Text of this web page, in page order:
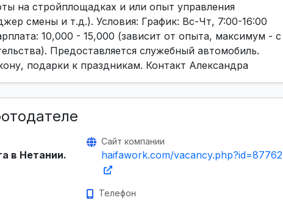
на стройплощадках и или опыт управления
смены и т.д.). Условия: График: Вс-Чт, 7:00-16:00
10,000 - 15,000 (зависит от опыта, максимум - с
Предоставляется служебный автомобиль.
подарки к праздникам. Контакт Александра
в Нетании.
Сайт компании
haifawork.com/vacancy.php?id=87762
Телефон